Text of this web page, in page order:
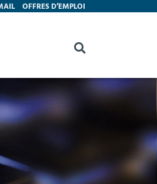
OFFRES D’EMPLOI